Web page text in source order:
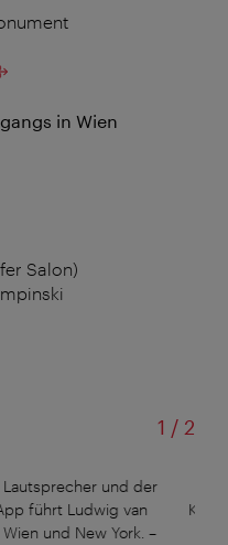
in Wien
Salon)
1 /von
2
und der
führt Ludwig van
und New York. –